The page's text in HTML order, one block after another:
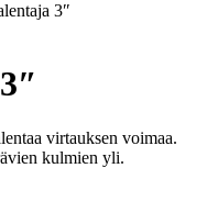
3″
virtauksen voimaa.
kulmien yli.